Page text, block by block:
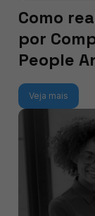
Como
por
People
Veja mais